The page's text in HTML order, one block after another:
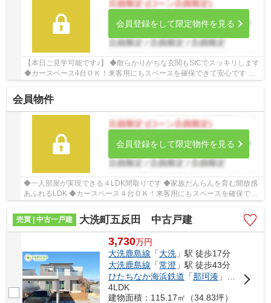
会員登録をして限定物件を見る
【本日ご見学可能です♪】 ◆散らかりがちな玄関もSICでスッキリします
◆カースペース4台ＯＫ！来客用にもスペースを確保できて安心です ◆
全居室収納スペースあり！荷物が多くても十分...
会員物件
会員登録をして限定物件を見る
◆一人部屋が実現できる４LDK間取りです ◆家族だんらんを育む開放感
あふれるLDK ◆カースペース４台ＯＫ！来客用にもスペースを確保でき
ますね ☆Google口コミ200件以上☆お客様との出会...
売買 | 中古一戸建
大洗町五反田 中古戸建
3,730万円
大洗鹿島線 「大洗 」駅 徒歩17分
大洗鹿島線 「常澄 」駅 徒歩43分
ひたちなか海浜鉄道 「那珂湊 」駅 徒歩61分
4LDK
建物面積：115.17㎡（34.83坪）